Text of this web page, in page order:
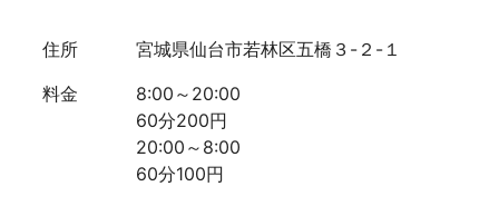
住所
宮城県仙台市若林区五橋３-２-１
料金
8:00～20:00
60分200円
20:00～8:00
60分100円